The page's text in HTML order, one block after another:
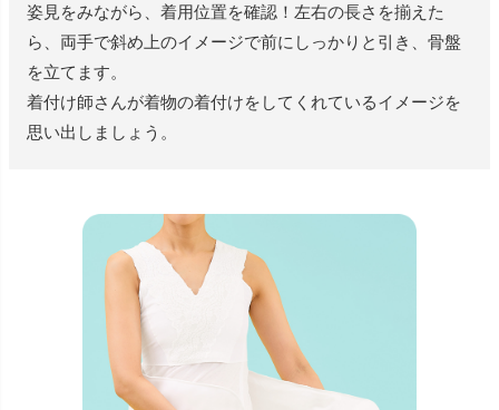
姿見をみながら、着用位置を確認！左右の長さを揃えた
ら、両手で斜め上のイメージで前にしっかりと引き、骨盤
を立てます。
着付け師さんが着物の着付けをしてくれているイメージを
思い出しましょう。